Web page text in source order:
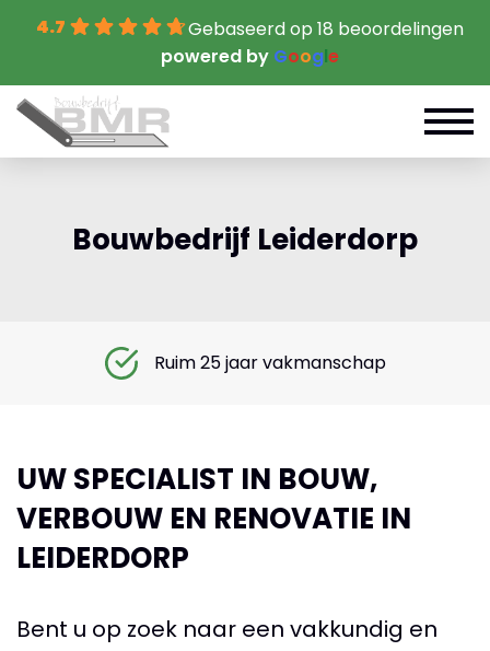
4.7
Gebaseerd op 18 beoordelingen
powered by Google
Bouwbedrijf Leiderdorp
Ruim 25 jaar vakmanschap
UW SPECIALIST IN BOUW,
VERBOUW EN RENOVATIE IN
LEIDERDORP
Bent u op zoek naar een vakkundig en